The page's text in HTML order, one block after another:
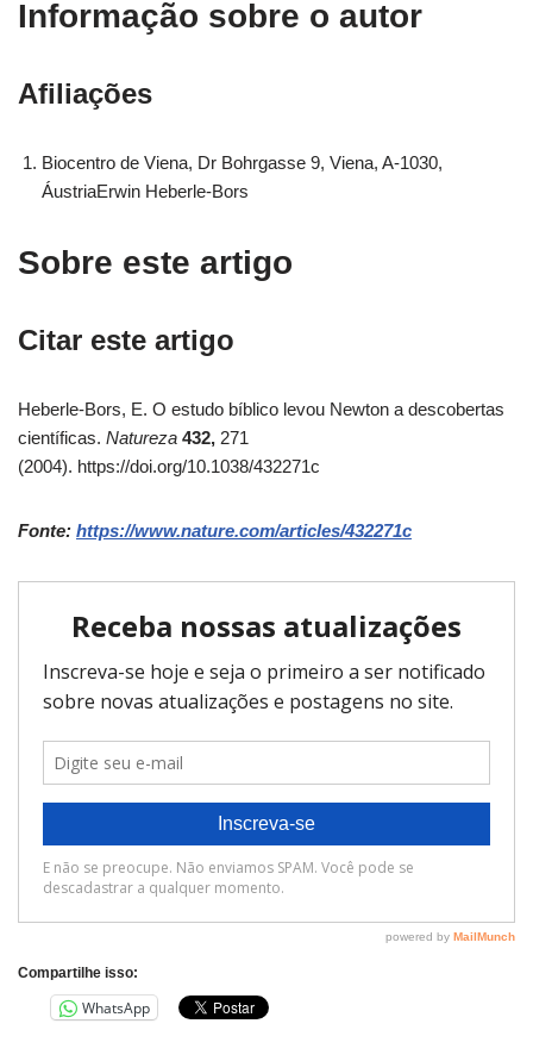
Informação sobre o autor
Afiliações
Biocentro de Viena, Dr Bohrgasse 9, Viena, A-1030,
ÁustriaErwin Heberle-Bors
Sobre este artigo
Citar este artigo
Heberle-Bors, E. O estudo bíblico levou Newton a descobertas
científicas. Natureza 432, 271
(2004). https://doi.org/10.1038/432271c
Fonte: https://www.nature.com/articles/432271c
Compartilhe isso:
WhatsApp